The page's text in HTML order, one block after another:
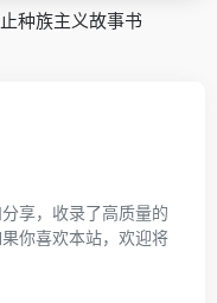
种族主义故事书
享，收录了高质量的
你喜欢本站，欢迎将